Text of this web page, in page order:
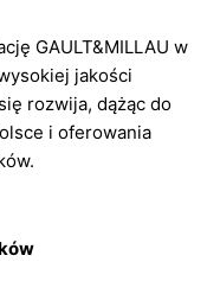
GAULT&MILLAU w
jakości
rozwija, dążąc do
i oferowania